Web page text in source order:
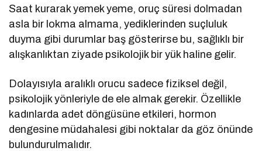
Saat kurarak yemek yeme, oruç süresi dolmadan
asla bir lokma almama, yediklerinden suçluluk
duyma gibi durumlar baş gösterirse bu, sağlıklı bir
alışkanlıktan ziyade psikolojik bir yük haline gelir.
Dolayısıyla aralıklı orucu sadece fiziksel değil,
psikolojik yönleriyle de ele almak gerekir. Özellikle
kadınlarda adet döngüsüne etkileri, hormon
dengesine müdahalesi gibi noktalar da göz önünde
bulundurulmalıdır.